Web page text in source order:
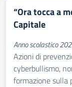
“Ora tocca a
Capitale
Anno scolastico
Azioni di
cyberbullismo,
formazione sulla